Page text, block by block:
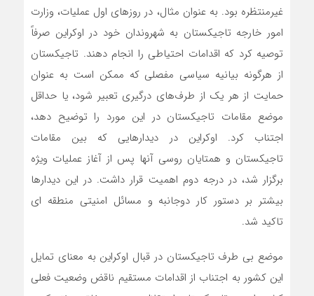
غیرمنتظره بود. به عنوان مثال، در روزهای اول عملیات، وزارت
امور خارجه تاجیکستان به شهروندان خود در اوکراین صرفاً
توصیه کرد که اقدامات احتیاطی را انجام دهند. تاجیکستان
از هرگونه بیانیه سیاسی مفصلی که ممکن است به عنوان
حمایت از هر یک از طرف‌های درگیری تعبیر شود، یا حداقل
موضع مقامات تاجیکستان در این مورد را توضیح دهد،
اجتناب کرد. اوکراین در دیدارهایی که بین مقامات
تاجیکستان و همتایان روسی آنها پس از آغاز عملیات ویژه
برگزار شد، در درجه دوم اهمیت قرار داشت. در این دیدارها
بیشتر بر دستور کار دوجانبه و مسائل امنیتی منطقه ای
تاکید شد.
موضع بی طرف تاجیکستان در قبال اوکراین به معنای تمایل
این کشور به اجتناب از اقدامات مستقیم ناقض وضعیت فعلی